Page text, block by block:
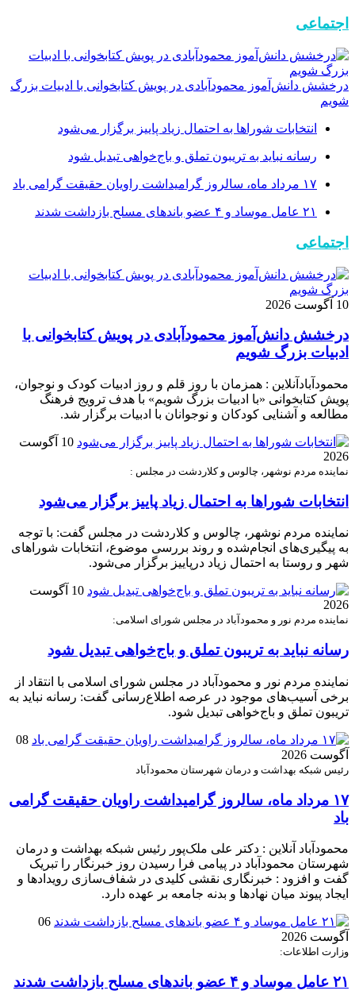
اجتماعی
درخشش دانش‌آموز محمودآبادی در پویش کتابخوانی با ادبیات بزرگ
شویم
انتخابات شوراها به احتمال زیاد پاییز برگزار می‌شود
رسانه نباید به تریبون تملق و باج‌خواهی تبدیل شود
۱۷ مرداد ماه، سالروز گرامیداشت راویان حقیقت گرامی باد
۲۱ عامل موساد و ۴ عضو باند‌های مسلح بازداشت شدند
اجتماعی
10 آگوست 2026
درخشش دانش‌آموز محمودآبادی در پویش کتابخوانی با
ادبیات بزرگ شویم
محمودآبادآنلاین : همزمان با روز قلم و روز ادبیات کودک و نوجوان،
پویش کتابخوانی «با ادبیات بزرگ شویم» با هدف ترویج فرهنگ
مطالعه و آشنایی کودکان و نوجوانان با ادبیات برگزار شد.
10 آگوست
2026
نماینده مردم نوشهر، چالوس و کلاردشت در مجلس :
انتخابات شوراها به احتمال زیاد پاییز برگزار می‌شود
نماینده مردم نوشهر، چالوس و کلاردشت در مجلس گفت: با توجه
به پیگیری‌های انجام‌شده و روند بررسی موضوع، انتخابات شوراهای
شهر و روستا به احتمال زیاد درپاییز برگزار می‌شود.
10 آگوست
2026
نماینده مردم نور و محمودآباد در مجلس شورای اسلامی:
رسانه نباید به تریبون تملق و باج‌خواهی تبدیل شود
نماینده مردم نور و محمودآباد در مجلس شورای اسلامی با انتقاد از
برخی آسیب‌های موجود در عرصه اطلاع‌رسانی گفت: رسانه نباید به
تریبون تملق و باج‌خواهی تبدیل شود.
08
آگوست 2026
رئیس شبکه بهداشت و درمان شهرستان محمودآباد
۱۷ مرداد ماه، سالروز گرامیداشت راویان حقیقت گرامی
باد
محمودآباد آنلاین : دکتر علی ملک‌پور رئیس شبکه بهداشت و درمان
شهرستان محمودآباد در پیامی فرا رسیدن روز خبرنگار را تبریک
گفت و افزود : خبرنگاری نقشی کلیدی در شفاف‌سازی رویدادها و
ایجاد پیوند میان نهادها و بدنه جامعه بر عهده دارد.
06
آگوست 2026
وزارت اطلاعات:
۲۱ عامل موساد و ۴ عضو باند‌های مسلح بازداشت شدند